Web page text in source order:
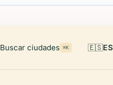
Buscar ciudades ⌘K 🇪🇸ES